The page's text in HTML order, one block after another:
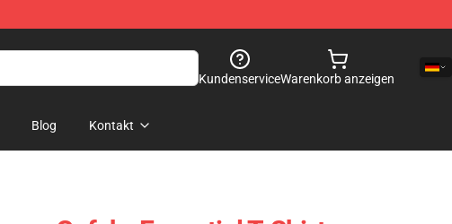
KundenserviceWarenkorb anzeigen
Blog Kontakt